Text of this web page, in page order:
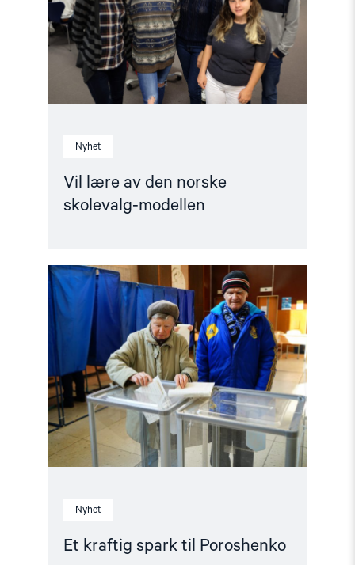
Nyhet
Vil lære av den norske
skolevalg-modellen
skolevalg-
modellen"
Nyhet
Et kraftig spark til Poroshenko
Read
article
"Et
kraftig
spark
til
Poroshenko"